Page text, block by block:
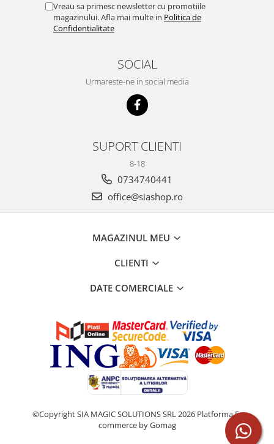
Vreau sa primesc newsletter cu promotiile
magazinului. Afla mai multe in Politica de
Confidentialitate
SOCIAL
Urmareste-ne in social media
SUPORT CLIENTI
8-18
0734740441
office@siashop.ro
MAGAZINUL MEU
CLIENTI
DATE COMERCIALE
©Copyright SIA MAGIC SOLUTIONS SRL 2026 Platforma E-
commerce by Gomag